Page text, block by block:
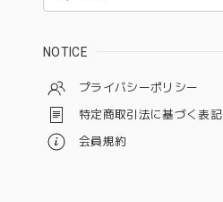
NOTICE
プライバシーポリシー
特定商取引法に基づく表記
会員規約